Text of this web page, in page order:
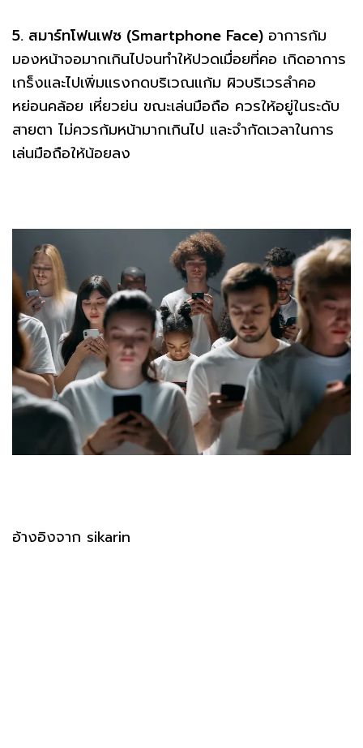
5. สมาร์ทโฟนเฟซ (Smartphone Face) อาการก้ม
มองหน้าจอมากเกินไปจนทำให้ปวดเมื่อยที่คอ เกิดอาการ
เกร็งและไปเพิ่มแรงกดบริเวณแก้ม ผิวบริเวรลำคอ
หย่อนคล้อย เหี่ยวย่น ขณะเล่นมือถือ ควรให้อยู่ในระดับ
สายตา ไม่ควรก้มหน้ามากเกินไป และจำกัดเวลาในการ
เล่นมือถือให้น้อยลง
อ้างอิงจาก sikarin